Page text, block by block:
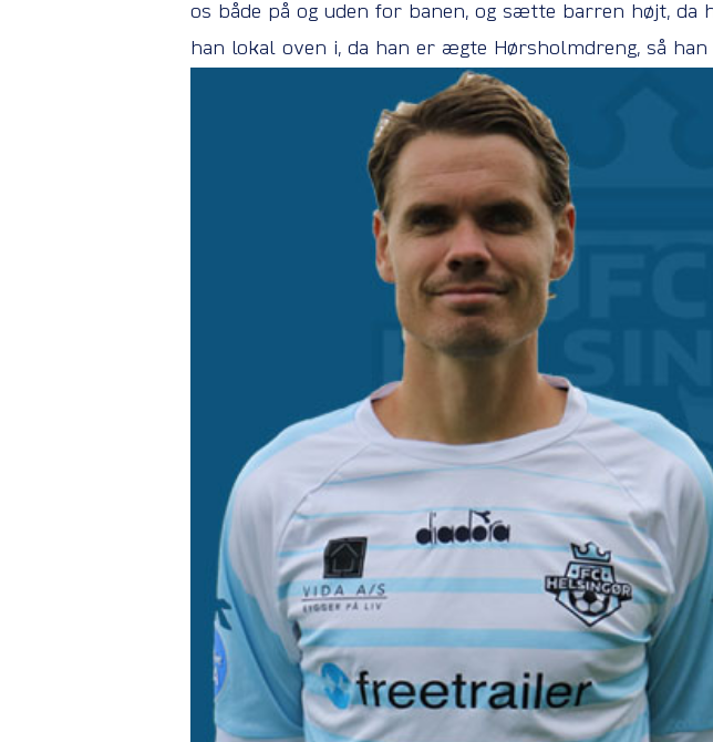
os både på og uden for banen, og sætte barren højt, da
han lokal oven i, da han er ægte Hørsholmdreng, så